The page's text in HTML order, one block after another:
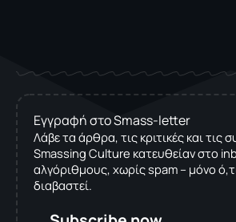
Εγγραφή στο Smass-letter
Λάβε τα άρθρα, τις κριτικές και τις
Smassing Culture κατευθείαν στο
αλγόριθμους, χωρίς spam – μόνο
διαβαστεί.